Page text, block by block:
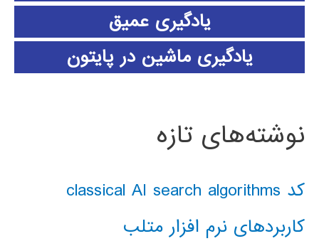
یادگیری عمیق
یادگیری ماشین در پایتون
نوشته‌های تازه
کد classical AI search algorithms
کاربردهای نرم افزار متلب